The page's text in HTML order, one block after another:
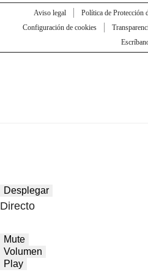
Aviso legal Política de Protección
Configuración de cookies
Desplegar
Directo
Mute
Volumen
Play